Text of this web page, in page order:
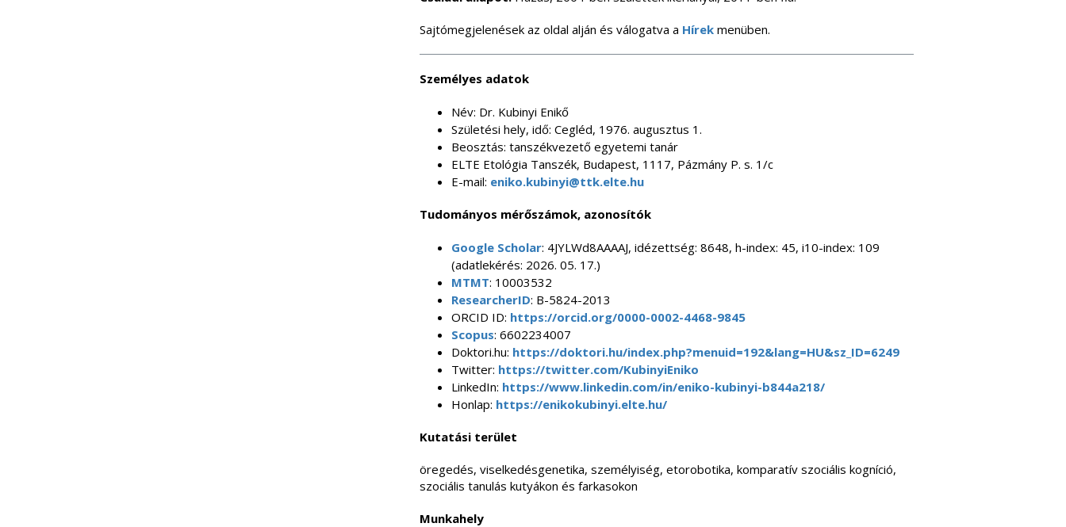
Sajtómegjelenések az oldal alján és válogatva a Hírekmenüben.
Személyes adatok
Név: Dr. Kubinyi Enikő
Születési hely, idő: Cegléd, 1976. augusztus 1.
Beosztás: tanszékvezető egyetemi tanár
ELTE Etológia Tanszék, Budapest, 1117, Pázmány P. s. 1/c
E-mail: eniko.kubinyi@ttk.elte.hu
Tudományos mérőszámok, azonosítók
Google Scholar: 4JYLWd8AAAAJ, idézettség: 8648, h-index: 45, i10-index: 109
(adatlekérés: 2026. 05. 17.)
MTMT: 10003532
ResearcherID: B-5824-2013
ORCID ID: https://orcid.org/0000-0002-4468-9845
Scopus: 6602234007
Doktori.hu: https://doktori.hu/index.php?menuid=192&lang=HU&sz_ID=6249
Twitter: https://twitter.com/KubinyiEniko
LinkedIn: https://www.linkedin.com/in/eniko-kubinyi-b844a218/
Honlap: https://enikokubinyi.elte.hu/
Kutatási terület
öregedés, viselkedésgenetika, személyiség, etorobotika, komparatív szociális kogníció,
szociális tanulás kutyákon és farkasokon
Munkahely